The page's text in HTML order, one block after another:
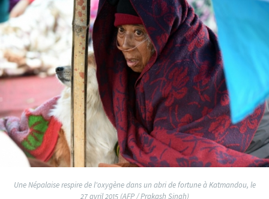
Une Népalaise respire de l'oxygène dans un abri de fortune à Katmandou, le
27 avril 2015 (AFP / Prakash Singh)